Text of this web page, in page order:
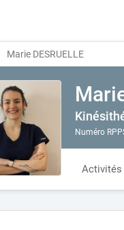
Marie DESRUELLE
Numéro
Activités